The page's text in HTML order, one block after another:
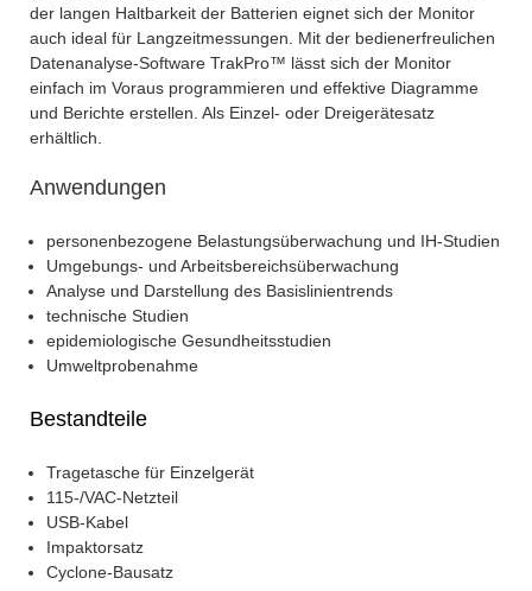
der langen Haltbarkeit der Batterien eignet sich der Monitor
auch ideal für Langzeitmessungen. Mit der bedienerfreulichen
Datenanalyse-Software TrakPro™ lässt sich der Monitor
einfach im Voraus programmieren und effektive Diagramme
und Berichte erstellen. Als Einzel- oder Dreigerätesatz
erhältlich.
Anwendungen
personenbezogene Belastungsüberwachung und IH-Studien
Umgebungs- und Arbeitsbereichsüberwachung
Analyse und Darstellung des Basislinientrends
technische Studien
epidemiologische Gesundheitsstudien
Umweltprobenahme
Bestandteile
Tragetasche für Einzelgerät
115-/VAC-Netzteil
USB-Kabel
Impaktorsatz
Cyclone-Bausatz